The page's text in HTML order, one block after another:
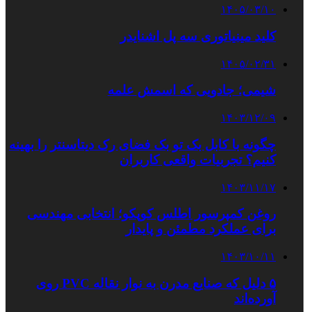
۱۴۰۵/۰۳/۱۰
کلید مینیاتوری سه پل اشنایدر
۱۴۰۵/۰۲/۳۱
شیمی؛ جادویی که اسمش علمه
۱۴۰۳/۱۲/۰۹
چگونه با کابل بک تو بک فضای رک دیتاسنتر را بهینه
کنیم؟ تجربیات واقعی کاربران
۱۴۰۳/۱۱/۱۷
روغن کمپرسور اطلس کوپکو؛ انتخابی مهندسی
برای عملکرد مطمئن و پایدار
۱۴۰۳/۱۰/۱۱
۵ دلیل که صنایع مدرن به نوار نقاله PVC روی
آورده‌اند